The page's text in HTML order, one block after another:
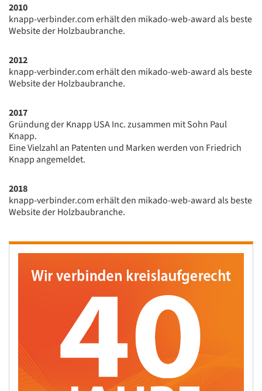
2010
knapp-verbinder.com erhält den mikado-web-award als beste
Website der Holzbaubranche.
2012
knapp-verbinder.com erhält den mikado-web-award als beste
Website der Holzbaubranche.
2017
Gründung der Knapp USA Inc. zusammen mit Sohn Paul
Knapp.
Eine Vielzahl an Patenten und Marken werden von Friedrich
Knapp angemeldet.
2018
knapp-verbinder.com erhält den mikado-web-award als beste
Website der Holzbaubranche.